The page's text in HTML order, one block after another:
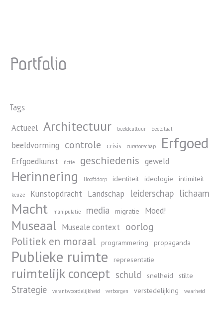
Portfolio
Tags
Actueel Architectuur beeldcultuur beeldtaal
beeldvorming controle crisis curatorschap Erfgoed
Erfgoedkunst fictie geschiedenis geweld
Herinnering Hoofddorp identiteit ideologie intimiteit
keuze Kunstopdracht Landschap leiderschap lichaam
Macht manipulatie media migratie Moed!
Museaal Museale context oorlog
Politiek en moraal programmering propaganda
Publieke ruimte representatie
ruimtelijk concept schuld snelheid stilte
Strategie verantwoordelijkheid verborgen verstedelijking waarheid